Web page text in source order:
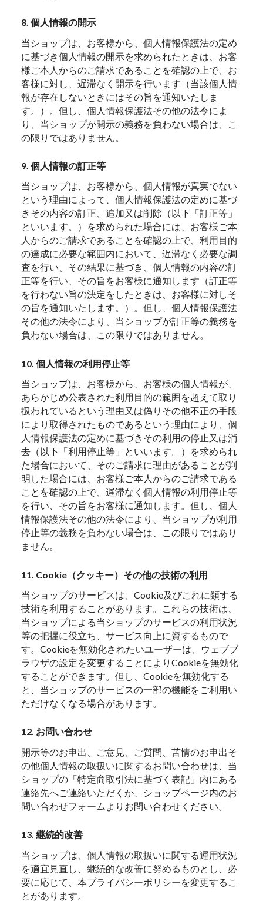
8. 個人情報の開示
当ショップは、お客様から、個人情報保護法の定め
に基づき個人情報の開示を求められたときは、お客
様ご本人からのご請求であることを確認の上で、お
客様に対し、遅滞なく開示を行います（当該個人情
報が存在しないときにはその旨を通知いたしま
す。）。但し、個人情報保護法その他の法令によ
り、当ショップが開示の義務を負わない場合は、こ
の限りではありません。
9. 個人情報の訂正等
当ショップは、お客様から、個人情報が真実でない
という理由によって、個人情報保護法の定めに基づ
きその内容の訂正、追加又は削除（以下「訂正等」
といいます。）を求められた場合には、お客様ご本
人からのご請求であることを確認の上で、利用目的
の達成に必要な範囲内において、遅滞なく必要な調
査を行い、その結果に基づき、個人情報の内容の訂
正等を行い、その旨をお客様に通知します（訂正等
を行わない旨の決定をしたときは、お客様に対しそ
の旨を通知いたします。）。但し、個人情報保護法
その他の法令により、当ショップが訂正等の義務を
負わない場合は、この限りではありません。
10. 個人情報の利用停止等
当ショップは、お客様から、お客様の個人情報が、
あらかじめ公表された利用目的の範囲を超えて取り
扱われているという理由又は偽りその他不正の手段
により取得されたものであるという理由により、個
人情報保護法の定めに基づきその利用の停止又は消
去（以下「利用停止等」といいます。）を求められ
た場合において、そのご請求に理由があることが判
明した場合には、お客様ご本人からのご請求である
ことを確認の上で、遅滞なく個人情報の利用停止等
を行い、その旨をお客様に通知します。但し、個人
情報保護法その他の法令により、当ショップが利用
停止等の義務を負わない場合は、この限りではあり
ません。
11. Cookie（クッキー）その他の技術の利用
当ショップのサービスは、Cookie及びこれに類する
技術を利用することがあります。これらの技術は、
当ショップによる当ショップのサービスの利用状況
等の把握に役立ち、サービス向上に資するもので
す。Cookieを無効化されたいユーザーは、ウェブブ
ラウザの設定を変更することによりCookieを無効化
することができます。但し、Cookieを無効化する
と、当ショップのサービスの一部の機能をご利用い
ただけなくなる場合があります。
12. お問い合わせ
開示等のお申出、ご意見、ご質問、苦情のお申出そ
の他個人情報の取扱いに関するお問い合わせは、当
ショップの「特定商取引法に基づく表記」内にある
連絡先へご連絡いただくか、ショップページ内のお
問い合わせフォームよりお問い合わせください。
13. 継続的改善
当ショップは、個人情報の取扱いに関する運用状況
を適宜見直し、継続的な改善に努めるものとし、必
要に応じて、本プライバシーポリシーを変更するこ
とがあります。